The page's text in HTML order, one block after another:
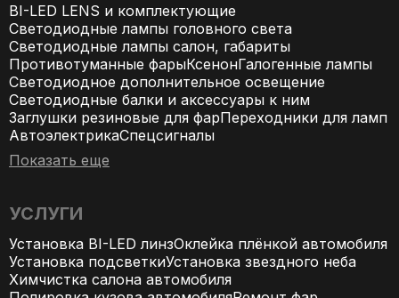
BI-LED LENS и комплектующие
Светодиодные лампы головного света
Светодиодные лампы салон, габариты
Противотуманные фарыКсенонГалогенные лампы
Светодиодное дополнительное освещение
Светодиодные балки и аксессуары к ним
Заглушки резиновые для фарПереходники для ламп
АвтоэлектрикаСпецсигналы
Показать еще
УСЛУГИ
Установка BI-LED линзОклейка плёнкой автомобиля
Установка подсветкиУстановка звездного неба
Химчистка салона автомобиля